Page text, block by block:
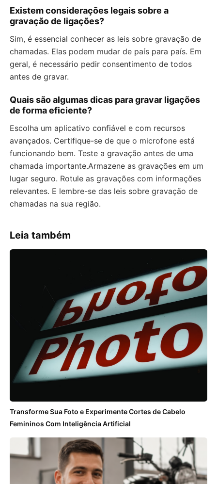
Existem considerações legais sobre a
gravação de ligações?
Sim, é essencial conhecer as leis sobre gravação de
chamadas. Elas podem mudar de país para país. Em
geral, é necessário pedir consentimento de todos
antes de gravar.
Quais são algumas dicas para gravar ligações
de forma eficiente?
Escolha um aplicativo confiável e com recursos
avançados. Certifique-se de que o microfone está
funcionando bem. Teste a gravação antes de uma
chamada importante.Armazene as gravações em um
lugar seguro. Rotule as gravações com informações
relevantes. E lembre-se das leis sobre gravação de
chamadas na sua região.
Leia também
Transforme Sua Foto e Experimente Cortes de Cabelo
Femininos Com Inteligência Artificial